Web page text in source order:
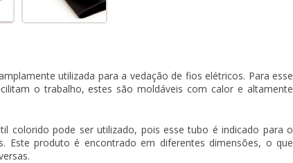
utilizada para a vedação de fios elétricos. Para esse
o trabalho, estes são moldáveis com calor e altamente
colorido pode ser utilizado, pois esse tubo é indicado para o
Este produto é encontrado em diferentes dimensões, o que